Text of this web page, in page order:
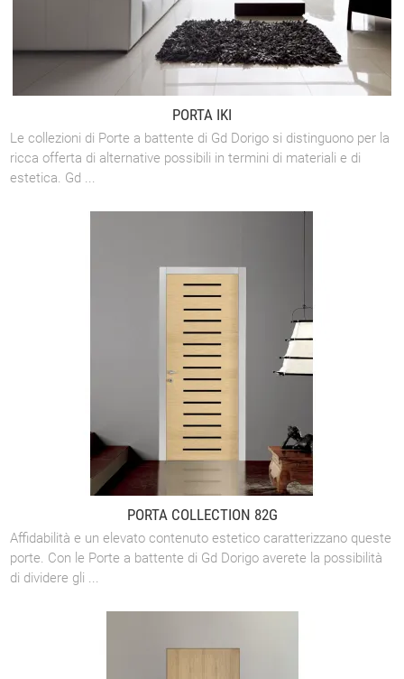
PORTA IKI
Le collezioni di Porte a battente di Gd Dorigo si distinguono per la
ricca offerta di alternative possibili in termini di materiali e di
estetica. Gd ...
PORTA COLLECTION 82G
Affidabilità e un elevato contenuto estetico caratterizzano queste
porte. Con le Porte a battente di Gd Dorigo averete la possibilità
di dividere gli ...